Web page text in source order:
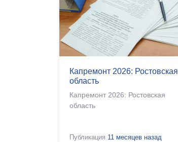
Капремонт 2026: Ростовская
область
Капремонт 2026: Ростовская
область
Публикация 11 месяцев назад